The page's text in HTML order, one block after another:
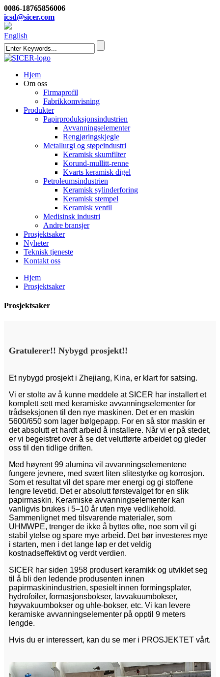
0086-18765856006
icsd@sicer.com
English
Hjem
Om oss
Firmaprofil
Fabrikkomvisning
Produkter
Papirproduksjonsindustrien
Avvanningselementer
Rengjøringskjegle
Metallurgi og støpeindustri
Keramisk skumfilter
Korund-mullitt-renne
Kvarts keramisk digel
Petroleumsindustrien
Keramisk sylinderforing
Keramisk stempel
Keramisk ventil
Medisinsk industri
Andre bransjer
Prosjektsaker
Nyheter
Teknisk tjeneste
Kontakt oss
Hjem
Prosjektsaker
Prosjektsaker
Gratulerer!! Nybygd prosjekt!!
Et nybygd prosjekt i Zhejiang, Kina, er klart for satsing.
Vi er stolte av å kunne meddele at SICER har installert et
komplett sett med keramiske avvanningselementer for
trådseksjonen til den nye maskinen. Det er en maskin
5600/650 som lager bølgepapp. For en så stor maskin er
det absolutt et hardt arbeid å installere. Når vi er på stedet,
er vi begeistret over å se det velutførte arbeidet og gleder
oss til den tidlige driften.
Med høyrent 99 alumina vil avvanningselementene
fungere jevnere, med svært liten slitestyrke og korrosjon.
Som et resultat vil det spare mer energi og gi stoffene
lengre levetid. Det er absolutt førstevalget for en slik
papirmaskin. Keramiske avvanningselementer kan
vanligvis brukes i 5–10 år uten mye vedlikehold.
Sammenlignet med tilsvarende materialer, som
UHMWPE, trenger de ikke å byttes ofte, noe som vil gi
stabil ytelse og spare mye arbeid. Det bør investeres mye
i starten, men i det lange løp er det veldig
kostnadseffektivt og verdt verdien.
SICER har siden 1958 produsert keramikk og utviklet seg
til å bli den ledende produsenten innen
papirmaskinindustrien, spesielt innen formingsplater,
hydrofoiler, formasjonsbokser, lavvakuumbokser,
høyvakuumbokser og uhle-bokser, etc. Vi kan levere
keramiske avvanningselementer på opptil 9 meters
lengde.
Hvis du er interessert, kan du se mer i PROSJEKTET vårt.